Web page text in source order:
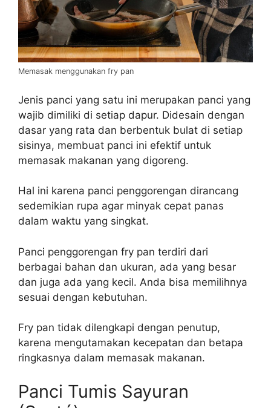
Memasak menggunakan fry pan
Jenis panci yang satu ini merupakan panci yang
wajib dimiliki di setiap dapur. Didesain dengan
dasar yang rata dan berbentuk bulat di setiap
sisinya, membuat panci ini efektif untuk
memasak makanan yang digoreng.
Hal ini karena panci penggorengan dirancang
sedemikian rupa agar minyak cepat panas
dalam waktu yang singkat.
Panci penggorengan fry pan terdiri dari
berbagai bahan dan ukuran, ada yang besar
dan juga ada yang kecil. Anda bisa memilihnya
sesuai dengan kebutuhan.
Fry pan tidak dilengkapi dengan penutup,
karena mengutamakan kecepatan dan betapa
ringkasnya dalam memasak makanan.
Panci Tumis Sayuran